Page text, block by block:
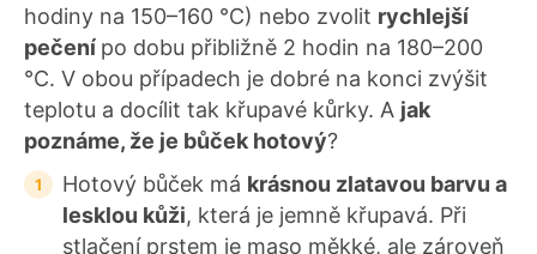
hodiny na 150–160 °C) nebo zvolit rychlejší
pečení po dobu přibližně 2 hodin na 180–200
°C. V obou případech je dobré na konci zvýšit
teplotu a docílit tak křupavé kůrky. A jak
poznáme, že je bůček hotový?
Hotový bůček má krásnou zlatavou barvu a
lesklou kůži, která je jemně křupavá. Při
stlačení prstem je maso měkké, ale zároveň